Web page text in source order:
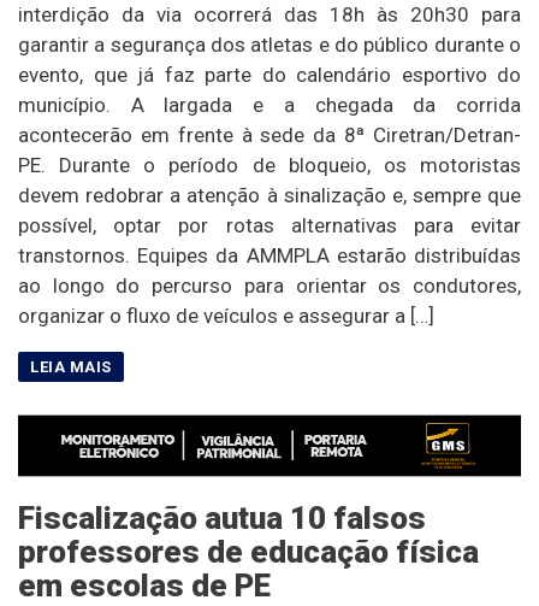
interdição da via ocorrerá das 18h às 20h30 para
garantir a segurança dos atletas e do público durante o
evento, que já faz parte do calendário esportivo do
município. A largada e a chegada da corrida
acontecerão em frente à sede da 8ª Ciretran/Detran-
PE. Durante o período de bloqueio, os motoristas
devem redobrar a atenção à sinalização e, sempre que
possível, optar por rotas alternativas para evitar
transtornos. Equipes da AMMPLA estarão distribuídas
ao longo do percurso para orientar os condutores,
organizar o fluxo de veículos e assegurar a […]
Fiscalização autua 10 falsos
professores de educação física
em escolas de PE